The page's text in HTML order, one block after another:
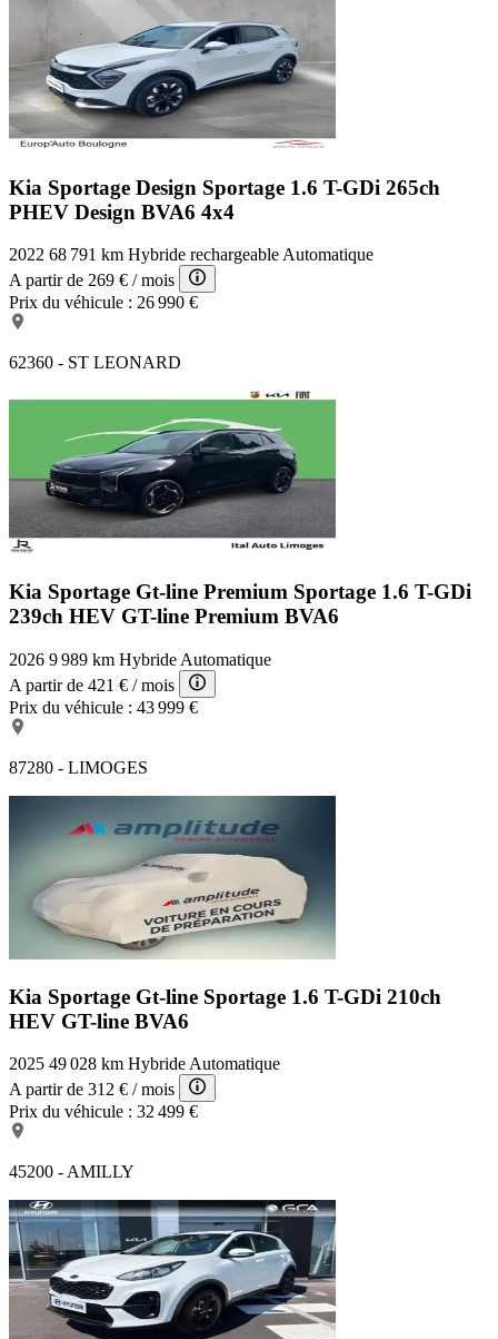
Kia Sportage Design Sportage 1.6 T-GDi 265ch
PHEV Design BVA6 4x4
2022 68 791 km Hybride rechargeable Automatique
A partir de 269 € / mois
Prix du véhicule : 26 990 €
62360 - ST LEONARD
Kia Sportage Gt-line Premium Sportage 1.6 T-GDi
239ch HEV GT-line Premium BVA6
2026 9 989 km Hybride Automatique
A partir de 421 € / mois
Prix du véhicule : 43 999 €
87280 - LIMOGES
Kia Sportage Gt-line Sportage 1.6 T-GDi 210ch
HEV GT-line BVA6
2025 49 028 km Hybride Automatique
A partir de 312 € / mois
Prix du véhicule : 32 499 €
45200 - AMILLY